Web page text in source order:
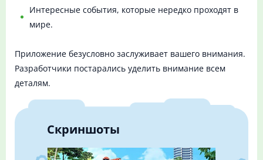
Интересные события, которые нередко проходят в
мире.
Приложение безусловно заслуживает вашего внимания.
Разработчики постарались уделить внимание всем
деталям.
Скриншоты